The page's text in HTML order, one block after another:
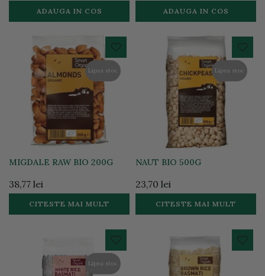
ADAUGA IN COS ADAUGA IN COS
Lipsa stoc
MIGDALE RAW BIO 200G
38,77 lei
CITESTE MAI MULT
Lipsa stoc
NAUT BIO 500G
23,70 lei
CITESTE MAI MULT
Lipsa stoc